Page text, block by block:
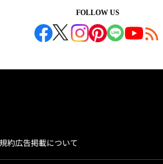
FOLLOW US
約広告掲載について